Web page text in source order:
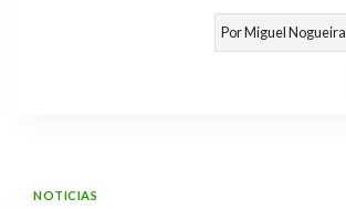
PorMiguel Nogueira
NOTICIAS